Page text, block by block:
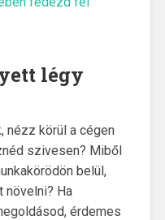
légy
nézz körül a cégen
szivesen? Miből
belül,
növelni? Ha
érdemes